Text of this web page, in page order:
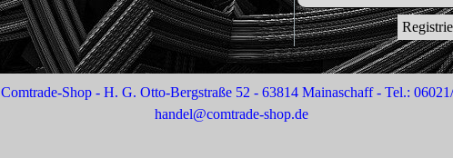
Comtrade-Shop - H. G. Otto-Bergstraße 52 - 63814 Mainaschaff - Tel.:
handel@comtrade-shop.de